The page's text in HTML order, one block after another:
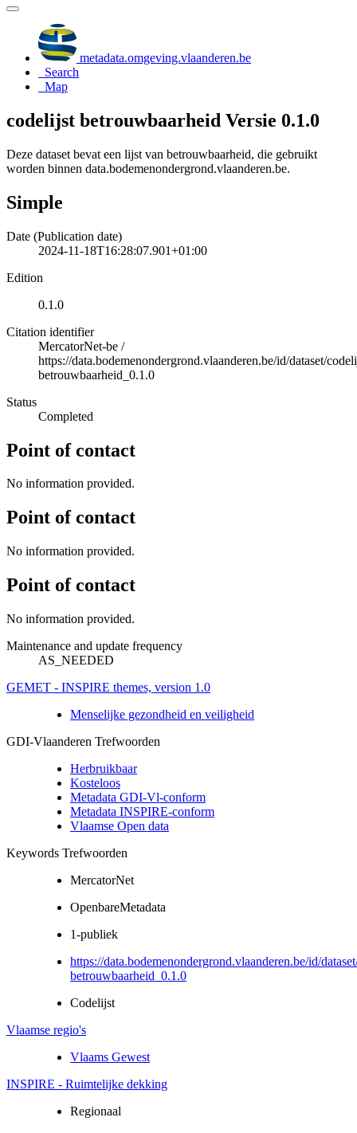
metadata.omgeving.vlaanderen.be
Search
Map
codelijst betrouwbaarheid Versie 0.1.0
Deze dataset bevat een lijst van betrouwbaarheid, die gebruikt
worden binnen data.bodemenondergrond.vlaanderen.be.
Simple
Date (Publication date)
2024-11-18T16:28:07.901+01:00
Edition
0.1.0
Citation identifier
MercatorNet-be /
https://data.bodemenondergrond.vlaanderen.be/id/dataset/
betrouwbaarheid_0.1.0
Status
Completed
Point of contact
No information provided.
Point of contact
No information provided.
Point of contact
No information provided.
Maintenance and update frequency
AS_NEEDED
GEMET - INSPIRE themes, version 1.0
Menselijke gezondheid en veiligheid
GDI-Vlaanderen Trefwoorden
Herbruikbaar
Kosteloos
Metadata GDI-Vl-conform
Metadata INSPIRE-conform
Vlaamse Open data
Keywords Trefwoorden
MercatorNet
OpenbareMetadata
1-publiek
https://data.bodemenondergrond.vlaanderen.be/id/
betrouwbaarheid_0.1.0
Codelijst
Vlaamse regio's
Vlaams Gewest
INSPIRE - Ruimtelijke dekking
Regionaal